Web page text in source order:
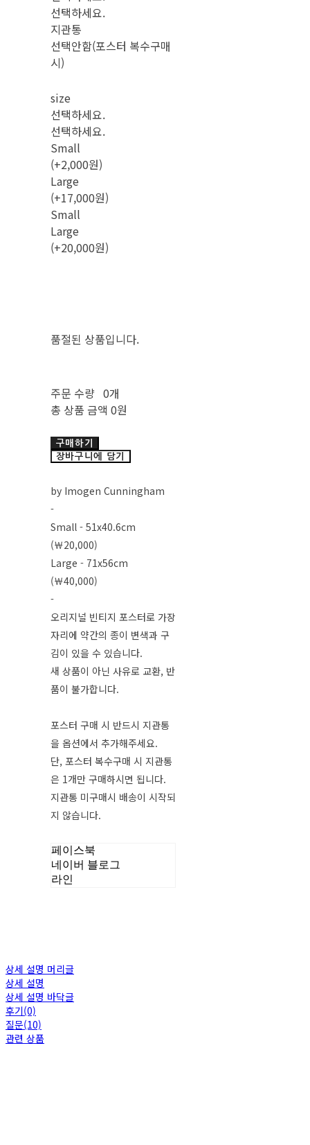
선택하세요.
지관통
선택안함(포스터 복수구매
시)
size
선택하세요.
선택하세요.
Small
(+2,000원)
Large
(+17,000원)
Small
Large
(+20,000원)
품절된 상품입니다.
주문 수량 0개
총 상품 금액 0원
구매하기
장바구니에 담기
by Imogen Cunningham
-
Small - 51x40.6cm
(￦20,000)
Large - 71x56cm
(￦40,000)
-
오리지널 빈티지 포스터로 가장
자리에 약간의 종이 변색과 구
김이 있을 수 있습니다.
새 상품이 아닌 사유로 교환, 반
품이 불가합니다.
포스터 구매 시 반드시 지관통
을 옵션에서 추가해주세요.
단, 포스터 복수구매 시 지관통
은 1개만 구매하시면 됩니다.
지관통 미구매시 배송이 시작되
지 않습니다.
페이스북
네이버 블로그
라인
상세 설명 머리글
상세 설명
상세 설명 바닥글
후기(0)
질문(10)
관련 상품